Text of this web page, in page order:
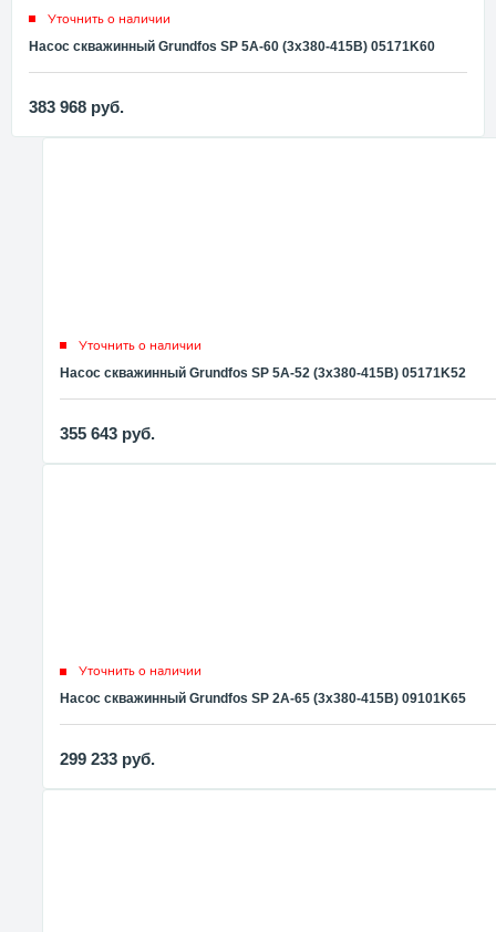
Уточнить о наличии
Насос скважинный Grundfos SP 5A-60 (3x380-415В) 05171K60
383 968 руб.
Уточнить о наличии
Насос скважинный Grundfos SP 5A-52 (3x380-415В) 05171K52
355 643 руб.
Уточнить о наличии
Насос скважинный Grundfos SP 2A-65 (3x380-415В) 09101K65
299 233 руб.